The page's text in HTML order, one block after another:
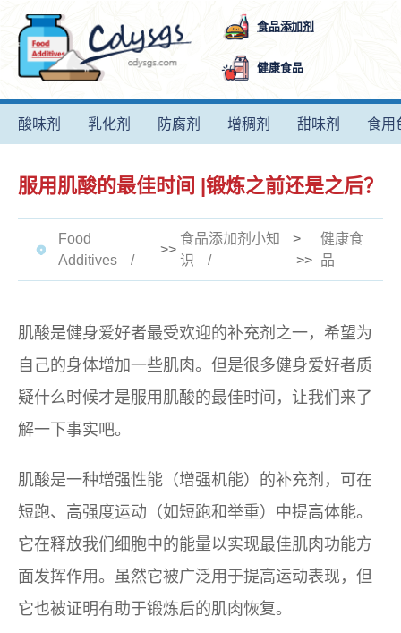
食品添加剂
健康食品
酸味剂 乳化剂 防腐剂 增稠剂 甜味剂 食用
服用肌酸的最佳时间 |锻炼之前还是之后？
Food
Additives
>>
食品添加剂小知
识
>
>>
健康食
品
肌酸是健身爱好者最受欢迎的补充剂之一，希望为
自己的身体增加一些肌肉。但是很多健身爱好者质
疑什么时候才是服用肌酸的最佳时间，让我们来了
解一下事实吧。
肌酸是一种增强性能（增强机能）的补充剂，可在
短跑、高强度运动（如短跑和举重）中提高体能。
它在释放我们细胞中的能量以实现最佳肌肉功能方
面发挥作用。虽然它被广泛用于提高运动表现，但
它也被证明有助于锻炼后的肌肉恢复。